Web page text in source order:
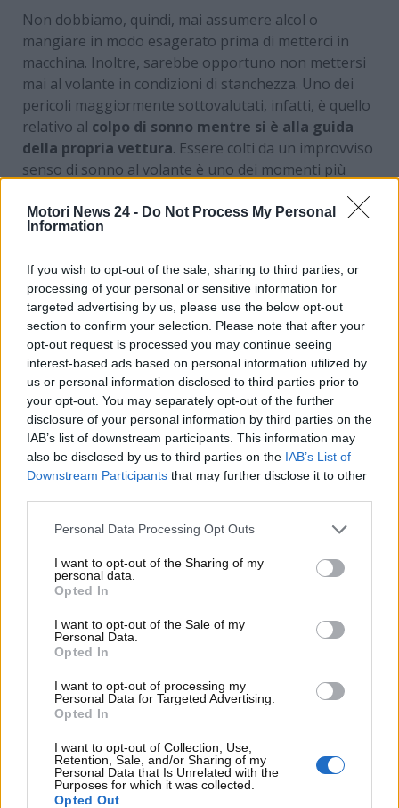
Motori News 24 - Do Not Process My Personal
Information
If you wish to opt-out of the sale, sharing to third parties, or
processing of your personal or sensitive information for
targeted advertising by us, please use the below opt-out
section to confirm your selection. Please note that after your
opt-out request is processed you may continue seeing
interest-based ads based on personal information utilized by
us or personal information disclosed to third parties prior to
your opt-out. You may separately opt-out of the further
disclosure of your personal information by third parties on the
IAB’s list of downstream participants. This information may
also be disclosed by us to third parties on the IAB’s List of
Downstream Participants that may further disclose it to other
Personal Data Processing Opt Outs
I want to opt-out of the Sharing of my
personal data.
Opted In
I want to opt-out of the Sale of my
Personal Data.
Opted In
I want to opt-out of processing my
Personal Data for Targeted Advertising.
Opted In
I want to opt-out of Collection, Use,
Retention, Sale, and/or Sharing of my
Personal Data that Is Unrelated with the
Purposes for which it was collected.
Opted Out
Non dobbiamo, quindi, mai assumere alcol o
mangiare in modo esagerato prima di metterci in
macchina. Inoltre, sarebbe opportuno non mettersi
mai al volante in condizioni di stanchezza. Uno dei
pericoli maggiormente sottovalutati, infatti, è quello
relativo al colpo di sonno mentre si è alla guida
della propria vettura. Essere colti da un improvviso
senso di sonno al volante è uno dei momenti più
Il tanto temuto colpo di sonno potrebbe generare
sulle strade urbane ed extraurbane. Gli esperti
hanno calcolato che mantenendo gli occhi chiusi per
due secondi alla velocità di 130 km/h, l’automobilista
non avrebbe il controllo dell’auto per ben 72 metri.
Un dato che dovrebbe far riflettere. Ogni anno sono,
purtroppo,migliaia gli incidenti sulle strade
italiane causate da improvvisi colpi di sonno.
Come fare per difendersi al meglio?Ecco tutto
quello che c’è da sapere.
Combatti il colpo di sonno
alla guida in questo modo: le
regole da seguire
Potrebbe sembrare banale da dire, ma
dopo possa essere stanco. Mai mettersi alla guida
dell’auto, quindi, senza essersi riposati a dovere,
specie in caso di viaggio di parecchie ore. Inoltre,
sarà fondamentaleeffettuare delle piccole pause
durante il tragitto
e distrarsi dalla ‘monotonia’ al volante.